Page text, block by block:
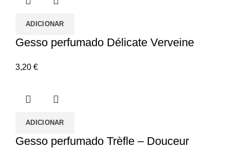
ADICIONAR
Gesso perfumado Délicate Verveine
3,20 €
ADICIONAR
Gesso perfumado Trèfle – Douceur